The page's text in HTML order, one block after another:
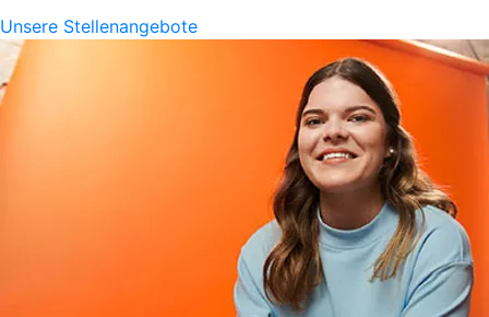
Unsere Stellenangebote